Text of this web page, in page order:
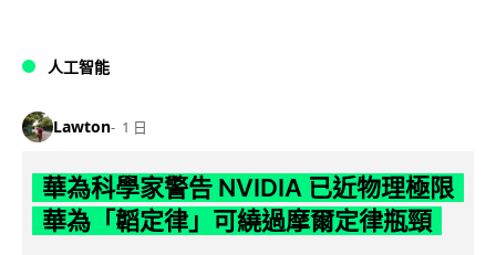
人工智能
Lawton 1 日
華為科學家警告 NVIDIA 已近物理極限
華為「韜定律」可繞過摩爾定律瓶頸